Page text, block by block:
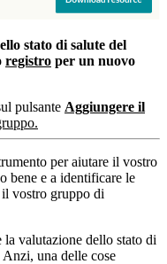
stato di salute del
registro per un nuovo
pulsante Aggiungere il
per aiutare il vostro
bene e a identificare le
il vostro gruppo di
valutazione dello stato di
Anzi, una delle cose